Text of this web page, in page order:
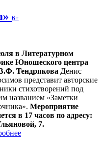
6+
в Литературном
Юношеского центра
Тендрякова Денис
представит авторские
стихотворений под
названием «Заметки
Мероприятие
в 17 часов по адресу:
7.